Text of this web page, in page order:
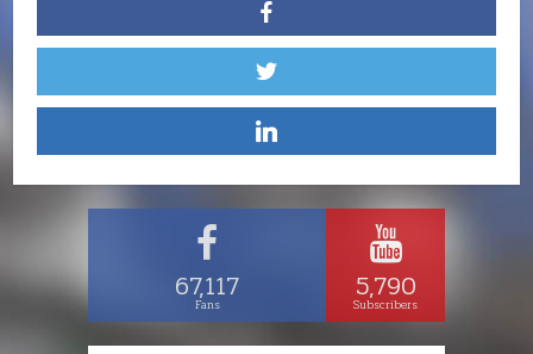
67,117
Fans 5,790
Subscribers